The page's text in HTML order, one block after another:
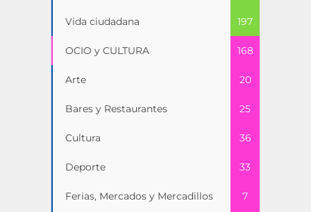
Vida ciudadana 197
OCIO y CULTURA 168
Arte 20
Bares y Restaurantes 25
Cultura 36
Deporte 33
Ferias, Mercados y Mercadillos 7